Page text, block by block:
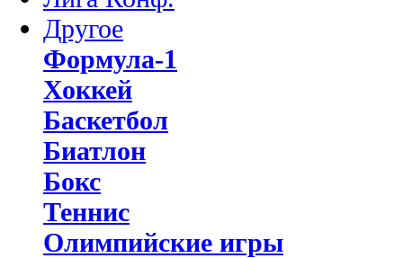
Другое
Формула-1
Хоккей
Баскетбол
Биатлон
Бокс
Теннис
Олимпийские игры